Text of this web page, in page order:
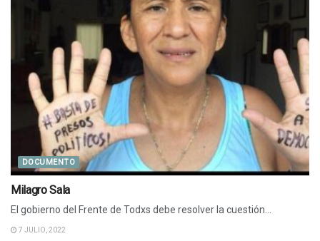
DOCUMENTO
Milagro Sala
El gobierno del Frente de Todxs debe resolver la cuestión...
7 JULIO, 2022